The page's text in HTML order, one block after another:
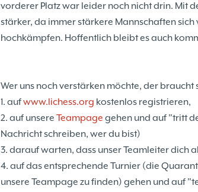
vorderer Platz war leider noch nicht drin. Mit
stärker, da immer stärkere Mannschaften sich
hochkämpfen. Hoffentlich bleibt es auch
Wer uns noch verstärken möchte, der braucht
1. aufwww.lichess.org kostenlos registrieren,
2. auf unsere Teampage gehen und auf "tritt
Nachricht schreiben, wer du bist)
3. darauf warten, dass unser Teamleiter dich
4. auf das entsprechende Turnier (die
unsere Teampage zu finden) gehen und auf